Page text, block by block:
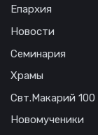
Епархия
Новости
Семинария
Храмы
Свт.Макарий 100
Новомученики